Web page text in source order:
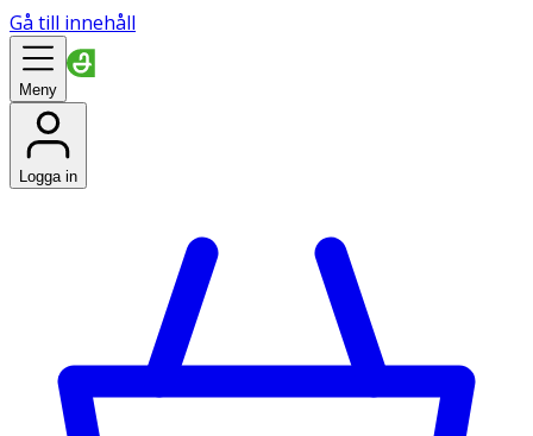
Gå till innehåll
Meny
Logga in